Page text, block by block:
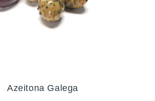
Azeitona Galega